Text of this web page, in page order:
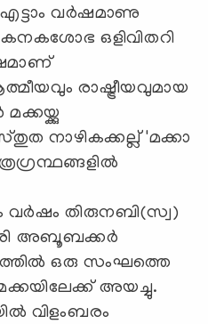
വര്‍ഷമാണു
ഒളിവിതറി
രാഷ്ട്രീയവുമായ
നാഴികക്കല്ല് 'മക്കാ
വര്‍ഷം തിരുനബി(സ്വ)
അബൂബക്കര്‍
ഒരു സംഘത്തെ
അയച്ചു.
വിളംബരം